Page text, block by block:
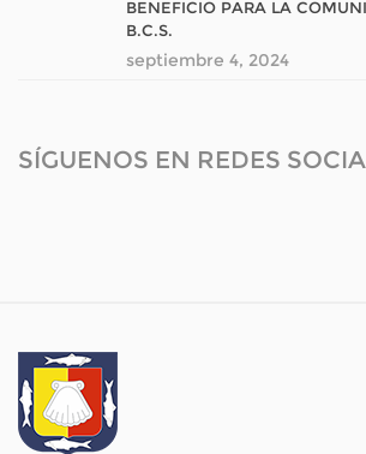
BENEFICIO PARA LA
B.C.S.
septiembre 4, 2024
SÍGUENOS EN REDES